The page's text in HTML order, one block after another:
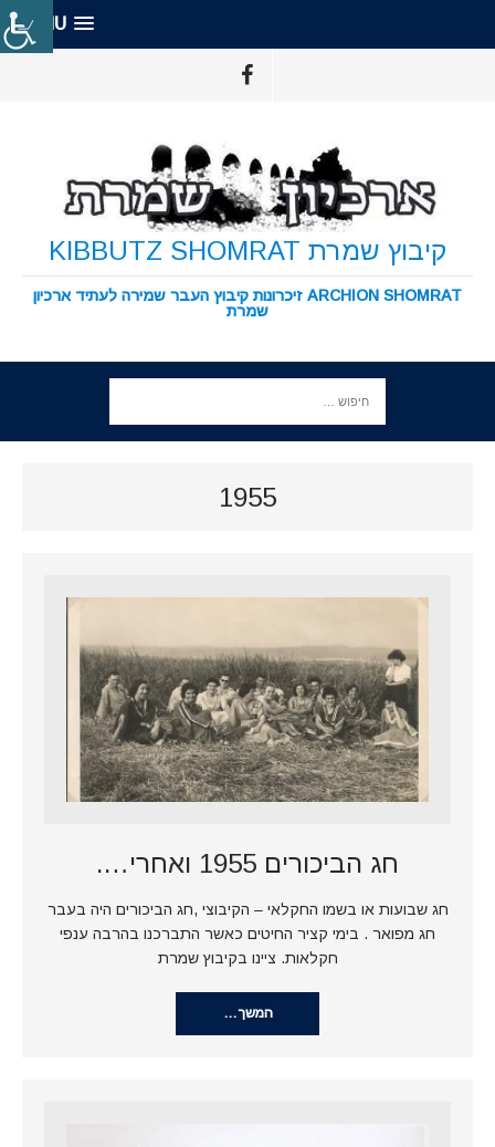
MENU
קיבוץ שמרת KIBBUTZ SHOMRAT
ARCHION SHOMRAT זיכרונות קיבוץ העבר שמירה לעתיד ארכיון
שמרת
1955
חג הביכורים 1955 ואחרי….
חג שבועות או בשמו החקלאי – הקיבוצי ,חג הביכורים היה בעבר
חג מפואר . בימי קציר החיטים כאשר התברכנו בהרבה ענפי
חקלאות. ציינו בקיבוץ שמרת
המשך…